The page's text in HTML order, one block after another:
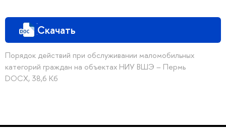
Скачать
Порядок действий при обслуживании маломобильных
категорий граждан на объектах НИУ ВШЭ – Пермь
DOCX, 38,6 Кб